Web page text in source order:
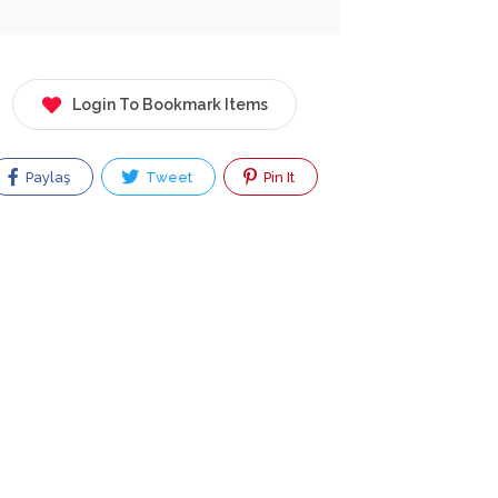
Login To Bookmark Items
Paylaş Tweet Pin It